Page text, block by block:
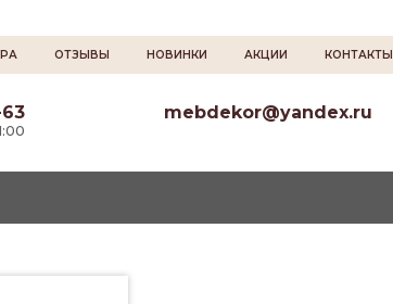
ОТЗЫВЫ НОВИНКИ АКЦИИ КОНТАКТЫ
mebdekor@yandex.ru